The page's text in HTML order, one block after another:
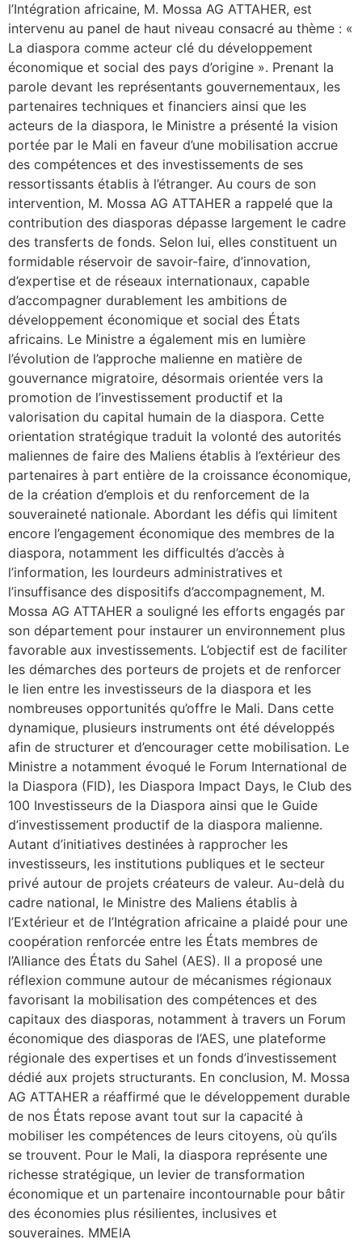
l’Intégration africaine, M. Mossa AG ATTAHER, est
intervenu au panel de haut niveau consacré au thème : «
La diaspora comme acteur clé du développement
économique et social des pays d’origine ». Prenant la
parole devant les représentants gouvernementaux, les
partenaires techniques et financiers ainsi que les
acteurs de la diaspora, le Ministre a présenté la vision
portée par le Mali en faveur d’une mobilisation accrue
des compétences et des investissements de ses
ressortissants établis à l’étranger. Au cours de son
intervention, M. Mossa AG ATTAHER a rappelé que la
contribution des diasporas dépasse largement le cadre
des transferts de fonds. Selon lui, elles constituent un
formidable réservoir de savoir-faire, d’innovation,
d’expertise et de réseaux internationaux, capable
d’accompagner durablement les ambitions de
développement économique et social des États
africains. Le Ministre a également mis en lumière
l’évolution de l’approche malienne en matière de
gouvernance migratoire, désormais orientée vers la
promotion de l’investissement productif et la
valorisation du capital humain de la diaspora. Cette
orientation stratégique traduit la volonté des autorités
maliennes de faire des Maliens établis à l’extérieur des
partenaires à part entière de la croissance économique,
de la création d’emplois et du renforcement de la
souveraineté nationale. Abordant les défis qui limitent
encore l’engagement économique des membres de la
diaspora, notamment les difficultés d’accès à
l’information, les lourdeurs administratives et
l’insuffisance des dispositifs d’accompagnement, M.
Mossa AG ATTAHER a souligné les efforts engagés par
son département pour instaurer un environnement plus
favorable aux investissements. L’objectif est de faciliter
les démarches des porteurs de projets et de renforcer
le lien entre les investisseurs de la diaspora et les
nombreuses opportunités qu’offre le Mali. Dans cette
dynamique, plusieurs instruments ont été développés
afin de structurer et d’encourager cette mobilisation. Le
Ministre a notamment évoqué le Forum International de
la Diaspora (FID), les Diaspora Impact Days, le Club des
100 Investisseurs de la Diaspora ainsi que le Guide
d’investissement productif de la diaspora malienne.
Autant d’initiatives destinées à rapprocher les
investisseurs, les institutions publiques et le secteur
privé autour de projets créateurs de valeur. Au-delà du
cadre national, le Ministre des Maliens établis à
l’Extérieur et de l’Intégration africaine a plaidé pour une
coopération renforcée entre les États membres de
l’Alliance des États du Sahel (AES). Il a proposé une
réflexion commune autour de mécanismes régionaux
favorisant la mobilisation des compétences et des
capitaux des diasporas, notamment à travers un Forum
économique des diasporas de l’AES, une plateforme
régionale des expertises et un fonds d’investissement
dédié aux projets structurants. En conclusion, M. Mossa
AG ATTAHER a réaffirmé que le développement durable
de nos États repose avant tout sur la capacité à
mobiliser les compétences de leurs citoyens, où qu’ils
se trouvent. Pour le Mali, la diaspora représente une
richesse stratégique, un levier de transformation
économique et un partenaire incontournable pour bâtir
des économies plus résilientes, inclusives et
souveraines. MMEIA